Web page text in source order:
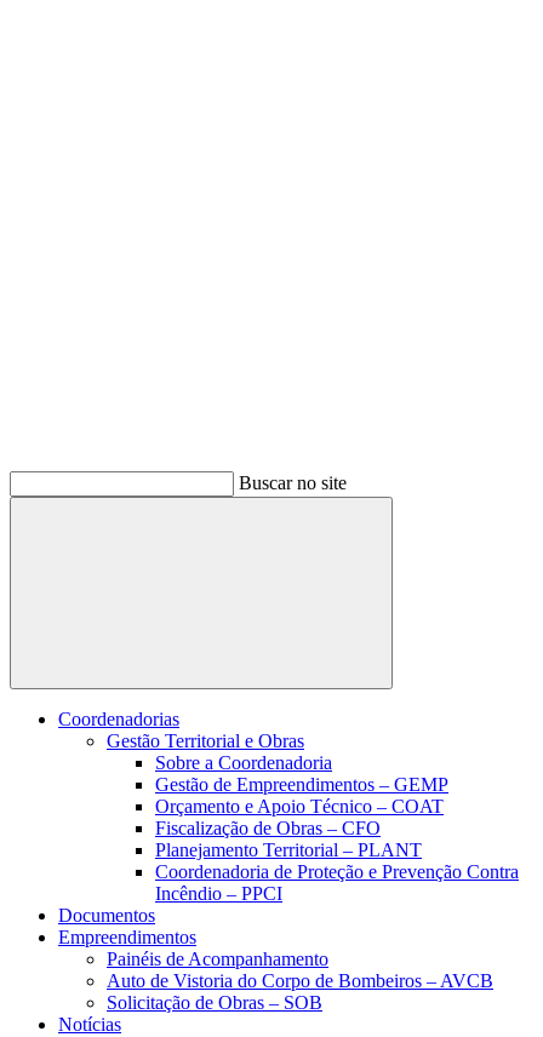
Buscar no site
Buscar
Coordenadorias
Gestão Territorial e Obras
Sobre a Coordenadoria
Gestão de Empreendimentos – GEMP
Orçamento e Apoio Técnico – COAT
Fiscalização de Obras – CFO
Planejamento Territorial – PLANT
Coordenadoria de Proteção e Prevenção Contra
Incêndio – PPCI
Documentos
Empreendimentos
Painéis de Acompanhamento
Auto de Vistoria do Corpo de Bombeiros – AVCB
Solicitação de Obras – SOB
Notícias